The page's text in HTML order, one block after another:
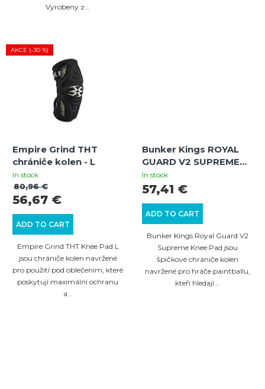
Vyrobeny z...
AKCE (–30 %)
Empire Grind THT
chrániče kolen - L
In stock
ADD TO CART
56,67 €
80,96 €
Empire Grind THT Knee Pad L
jsou chrániče kolen navržené
pro použití pod oblečením, které
poskytují maximální ochranu
a...
Bunker Kings ROYAL
GUARD V2 SUPREME
chrániče kolen - L
In stock
ADD TO CART
57,41 €
Bunker Kings Royal Guard V2
Supreme Knee Pad jsou
špičkové chrániče kolen
navržené pro hráče paintballu,
kteří hledají...